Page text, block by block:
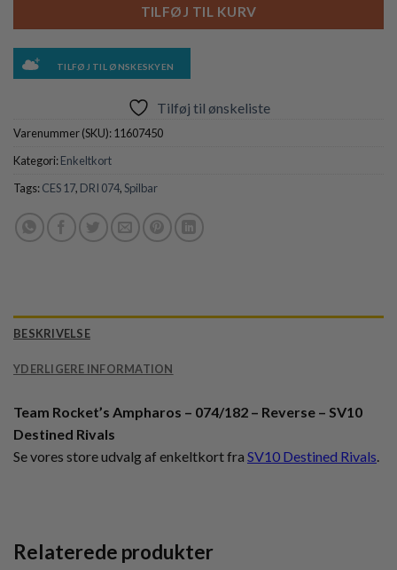
TILFØJ TIL KURV
TILFØJ TIL ØNSKESKYEN
Tilføj til ønskeliste
Varenummer (SKU):11607450
Kategori:Enkeltkort
Tags:CES 17, DRI 074,Spilbar
BESKRIVELSE
YDERLIGERE INFORMATION
Team Rocket’s Ampharos – 074/182 – Reverse – SV10
Destined Rivals
Se vores store udvalg af enkeltkort fra SV10 Destined Rivals.
Relaterede produkter